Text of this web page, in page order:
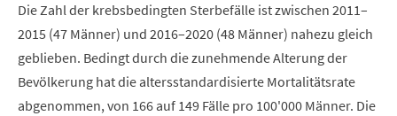
Die Zahl der krebsbedingten Sterbefälle ist zwischen 2011–
2015 (47 Männer) und 2016–2020 (48 Männer) nahezu gleich
geblieben. Bedingt durch die zunehmende Alterung der
Bevölkerung hat die altersstandardisierte Mortalitätsrate
abgenommen, von 166 auf 149 Fälle pro 100'000 Männer. Die